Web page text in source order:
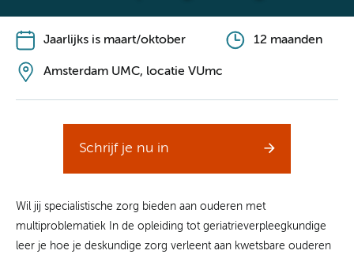
Jaarlijks is maart/oktober 12 maanden
Amsterdam UMC, locatie VUmc
Schrijf je nu in
Wil jij specialistische zorg bieden aan ouderen met
multiproblematiek In de opleiding tot geriatrieverpleegkundige
leer je hoe je deskundige zorg verleent aan kwetsbare ouderen